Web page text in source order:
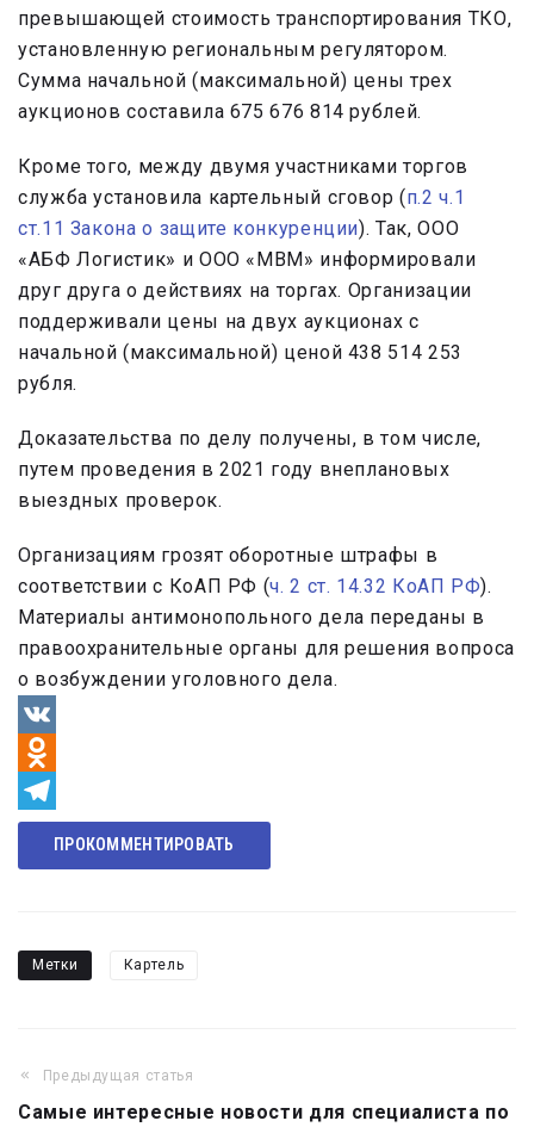
превышающей стоимость транспортирования ТКО,
установленную региональным регулятором.
Сумма начальной (максимальной) цены трех
аукционов составила 675 676 814 рублей.
Кроме того, между двумя участниками торгов
служба установила картельный сговор (п.2 ч.1
ст.11 Закона о защите конкуренции). Так, ООО
«АБФ Логистик» и ООО «МВМ» информировали
друг друга о действиях на торгах. Организации
поддерживали цены на двух аукционах с
начальной (максимальной) ценой 438 514 253
рубля.
Доказательства по делу получены, в том числе,
путем проведения в 2021 году внеплановых
выездных проверок.
Организациям грозят оборотные штрафы в
соответствии с КоАП РФ (ч. 2 ст. 14.32 КоАП РФ).
Материалы антимонопольного дела переданы в
правоохранительные органы для решения вопроса
о возбуждении уголовного дела.
VK
Odnoklassniki
Telegram
ПРОКОММЕНТИРОВАТЬ
Метки Картель
Навигация
по
Предыдущая статья
Самые интересные новости для специалиста по